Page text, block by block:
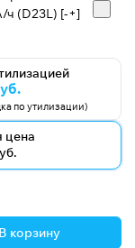
компания
клиентов в
своему 42-
ч (D23L) [-+]
по утилизации)
цена
В корзину